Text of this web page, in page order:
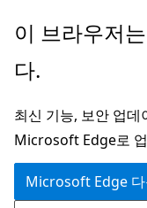
주
콘
츠
로
건
너
이 브라우저
다.
최신 기능, 보안 업
Microsoft Edge로
Microsoft Edge 다